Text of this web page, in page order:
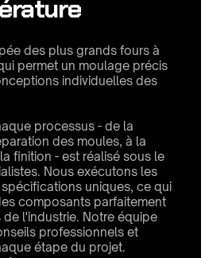
des plus grands fours à
permet un moulage précis
individuelles des
processus - de la
des moules, à la
finition - est réalisé sous le
Nous exécutons les
uniques, ce qui
composants parfaitement
l'industrie. Notre équipe
professionnels et
étape du projet.